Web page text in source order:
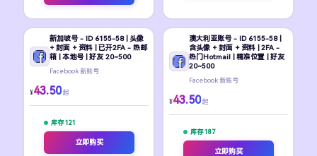
新加坡号 - ID 6155-58 | 头像
+ 封面 + 资料 | 已开2FA - 热邮
箱 | 本地号 | 好友 20~500
Facebook 新账号
¥43.50 起
库存 121
立即购买
澳大利亚账号 - ID 6155-58 |
含头像 + 封面 + 资料 | 2FA -
热门Hotmail | 精准位置 | 好友
20~500
Facebook 新账号
¥43.50 起
库存 187
立即购买